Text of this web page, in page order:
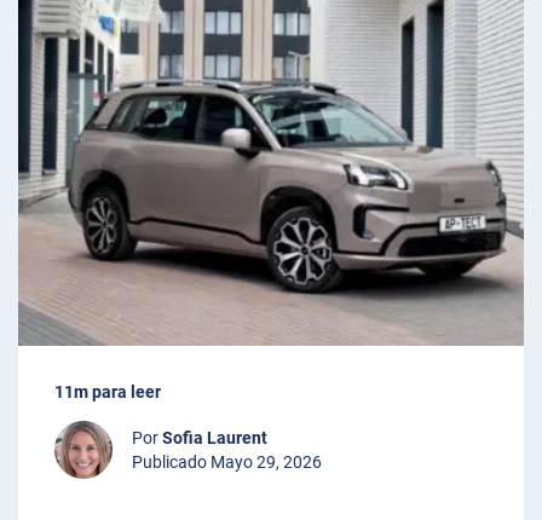
11m para leer
PorSofia Laurent
Publicado Mayo 29, 2026